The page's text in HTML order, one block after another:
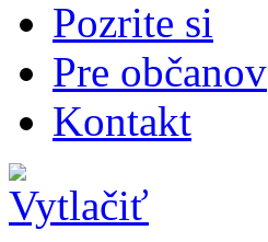
Pozrite si
Pre občanov
Kontakt